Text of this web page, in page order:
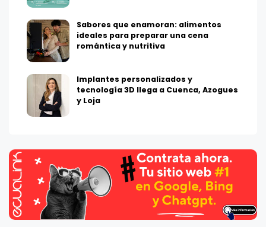
Sabores que enamoran: alimentos
ideales para preparar una cena
romántica y nutritiva
Implantes personalizados y
tecnología 3D llega a Cuenca, Azogues
y Loja